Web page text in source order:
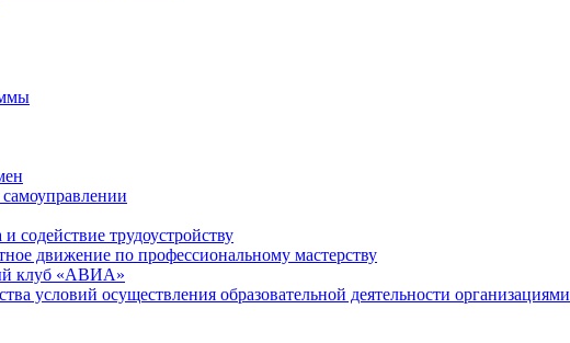
содействие трудоустройству
движение по профессиональному мастерству
клуб «АВИА»
условий осуществления образовательной деятельности организациями